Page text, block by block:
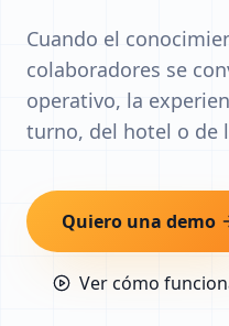
Cuando el
colaboradores se
operativo, la
turno, del hotel o de
Quiero una demo
Ver cómo